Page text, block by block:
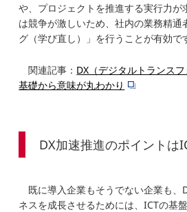
や、プロジェクトを推進する実行力が
は競争が激しいため、社内の業務精通
グ（学び直し）」を行うことが有効で
関連記事： DX（デジタルトランス
基礎から意味が丸わかり
DX加速推進のポイントは
既に導入企業もそうでない企業も、
ネスを成長させるためには、ICTの基